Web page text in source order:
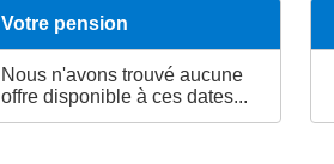
Votre pension
Nous n'avons trouvé aucune
offre disponible à ces dates...